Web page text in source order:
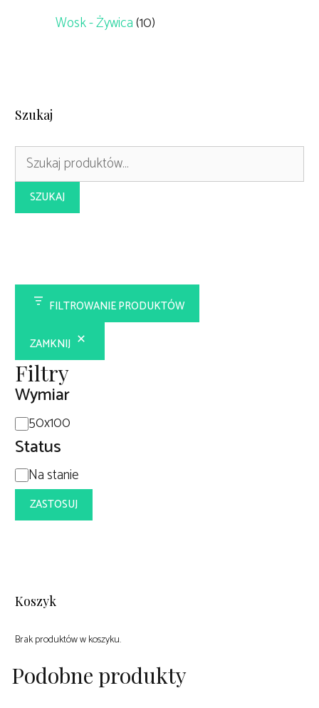
Wosk - Żywica(10)
Szukaj
Szukaj:
SZUKAJ
FILTROWANIE PRODUKTÓW
ZAMKNIJ
Filtry
Wymiar
Wymiar
50x100
Status
Dostępność
Na stanie
ZASTOSUJ
Koszyk
Brak produktów w koszyku.
Podobne produkty